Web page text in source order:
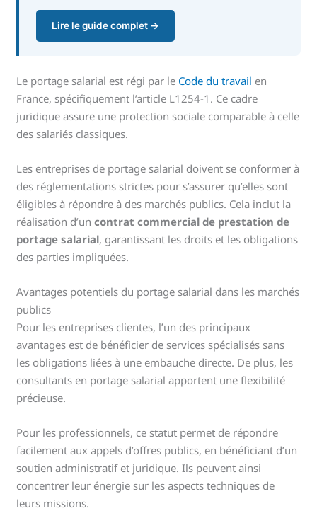
Lire le guide complet →
Le portage salarial est régi par le Code du travail en
France, spécifiquement l’article L1254-1. Ce cadre
juridique assure une protection sociale comparable à celle
des salariés classiques.
Les entreprises de portage salarial doivent se conformer à
des réglementations strictes pour s’assurer qu’elles sont
éligibles à répondre à des marchés publics. Cela inclut la
réalisation d’uncontrat commercial de prestation de
portage salarial, garantissant les droits et les obligations
des parties impliquées.
Avantages potentiels du portage salarial dans les marchés
publics
Pour les entreprises clientes, l’un des principaux
avantages est de bénéficier de services spécialisés sans
les obligations liées à une embauche directe. De plus, les
consultants en portage salarial apportent une flexibilité
précieuse.
Pour les professionnels, ce statut permet de répondre
facilement aux appels d’offres publics, en bénéficiant d’un
soutien administratif et juridique. Ils peuvent ainsi
concentrer leur énergie sur les aspects techniques de
leurs missions.